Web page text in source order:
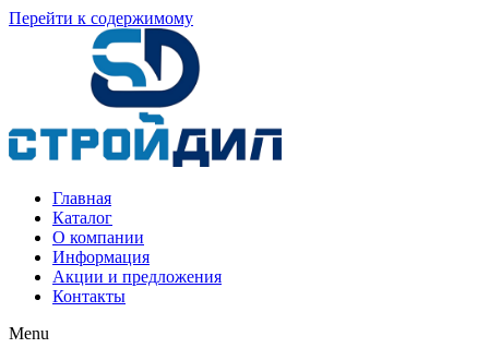
Перейти к содержимому
Главная
Каталог
О компании
Информация
Акции и предложения
Контакты
Menu